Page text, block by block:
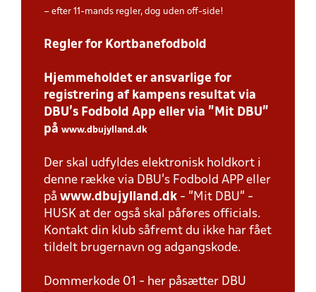
– efter 11-mands regler, dog uden off-side!
Regler for Kortbanefodbold
Hjemmeholdet er ansvarlige for
registrering af kampens resultat via
DBU’s Fodbold App eller via ”Mit DBU”
på www.dbujylland.dk.
Der skal udfyldes elektronisk holdkort i
denne række via DBU's Fodbold APP eller
på www.dbujylland.dk - "Mit DBU" -
HUSK at der også skal påføres officials.
Kontakt din klub såfremt du ikke har fået
tildelt brugernavn og adgangskode.
Dommerkode 01 - her påsætter DBU